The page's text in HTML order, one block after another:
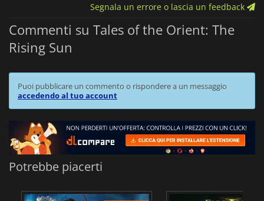
Segnala un errore o lascia un feedback
Commenti su Tales of the Orient: The
Rising Sun
Puoi pubblicare un commento o rispondere a un messaggio
accedendo al tuo account
Potrebbe piacerti